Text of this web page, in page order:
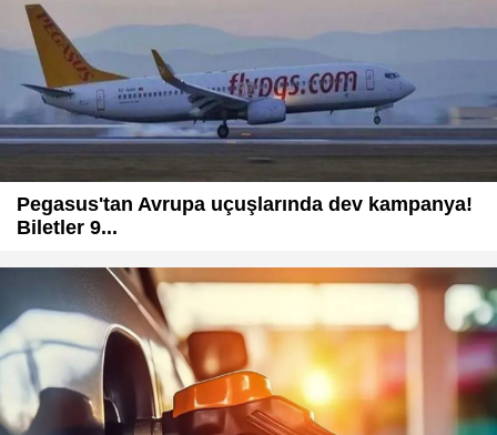
Pegasus'tan Avrupa uçuşlarında dev kampanya!
Biletler 9...